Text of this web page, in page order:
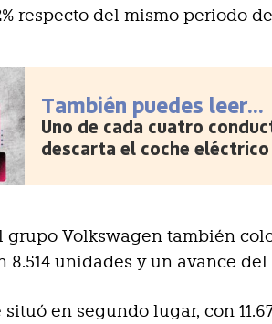
respecto del mismo periodo
También puedes leer...
Uno de cada cuatro
descarta el coche eléctrico
grupo Volkswagen también
unidades y un avance del
situó en segundo lugar, con